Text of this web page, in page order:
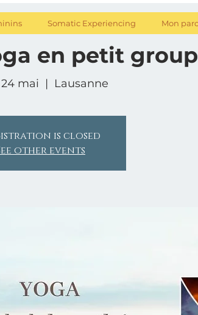
Somatic Experiencing Mon
en petit
mai
  |
Lausanne
is closed
other events